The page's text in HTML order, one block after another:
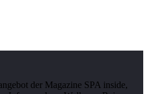
der Magazine SPA inside,